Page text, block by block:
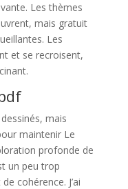
Les thèmes
mais gratuit
Les
et se recroisent,
mais
maintenir Le
profonde de
un peu trop
cohérence. J’ai